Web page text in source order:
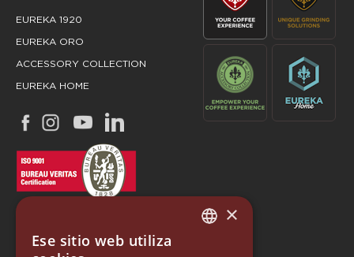
EUREKA 1920
EUREKA ORO
ACCESSORY COLLECTION
EUREKA HOME
×
Ese sitio web utiliza